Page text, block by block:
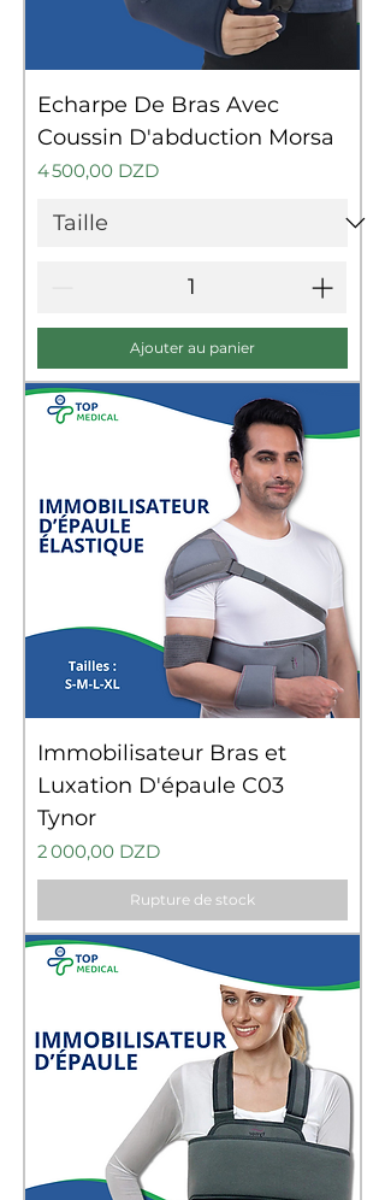
Echarpe De Bras Avec
Coussin D'abduction Morsa
Prix
4 500,00 DZD
Ajouter au panier
Immobilisateur Bras et
Luxation D'épaule C03
Tynor
Prix
2 000,00 DZD
Rupture de stock